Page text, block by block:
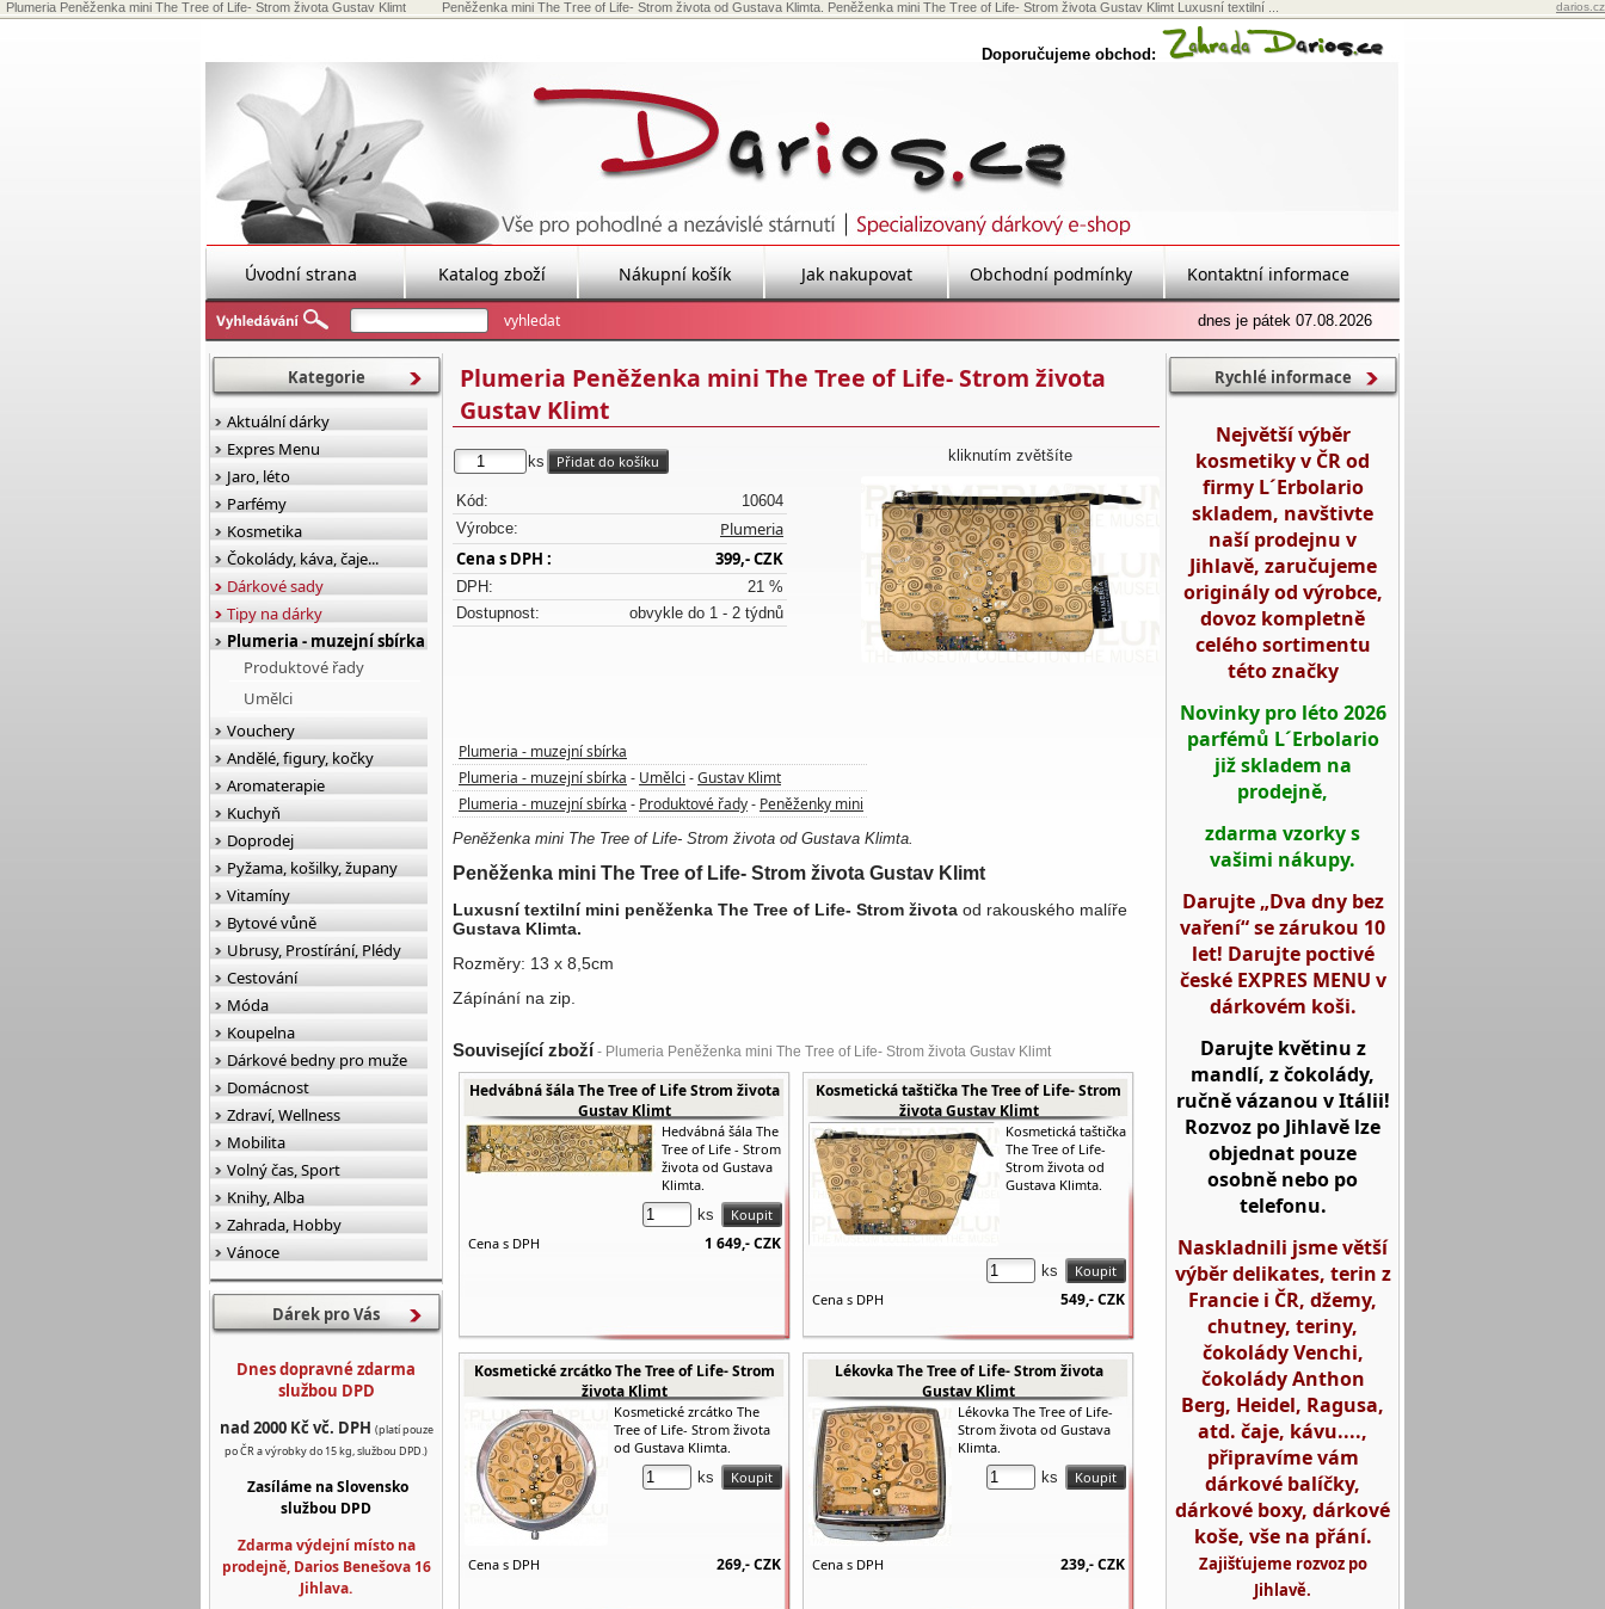
Plumeria Peněženka mini The Tree of Life- Strom života Gustav Klimt Peněženka mini The Tree of Life- Strom života od Gustava Klimta. Peněženka mini The Tree of Life- Strom života Gustav Klimt Luxusní textilní ... darios.cz
Doporučujeme obchod:
Úvodní strana Katalog zboží Nákupní košík Jak nakupovat Obchodní podmínky Kontaktní informace
dnes je pátek 07.08.2026
Plumeria Peněženka mini The Tree of Life- Strom života
Gustav Klimt
kliknutím zvětšíte
ks
Kód:
10604
Výrobce:
Plumeria
Cena s DPH :
399,- CZK
DPH:
21 %
Dostupnost:
obvykle do 1 - 2 týdnů
Plumeria - muzejní sbírka
Plumeria - muzejní sbírka - Umělci - Gustav Klimt
Plumeria - muzejní sbírka - Produktové řady - Peněženky mini
Peněženka mini The Tree of Life- Strom života od Gustava Klimta.
Peněženka mini The Tree of Life- Strom života Gustav Klimt
Luxusní textilní mini peněženka The Tree of Life- Strom života od rakouského malíře
Gustava Klimta.
Rozměry: 13 x 8,5cm
Zápínání na zip.
Související zboží - Plumeria Peněženka mini The Tree of Life- Strom života Gustav Klimt
Hedvábná šála The Tree of Life Strom života
Gustav Klimt
Hedvábná šála The
Tree of Life - Strom
života od Gustava
Klimta.
ks
Cena s DPH
1 649,-CZK
Kosmetická taštička The Tree of Life- Strom
života Gustav Klimt
Kosmetická taštička
The Tree of Life-
Strom života od
Gustava Klimta.
ks
Cena s DPH
549,-CZK
Kosmetické zrcátko The Tree of Life- Strom
života Klimt
Kosmetické zrcátko The
Tree of Life- Strom života
od Gustava Klimta.
ks
Cena s DPH 269,-CZK
Lékovka The Tree of Life- Strom života
Gustav Klimt
Lékovka The Tree of Life-
Strom života od Gustava
Klimta.
ks
Cena s DPH 239,-CZK
Kategorie
Aktuální dárky
Expres Menu
Jaro, léto
Parfémy
Kosmetika
Čokolády, káva, čaje...
Dárkové sady
Tipy na dárky
Plumeria - muzejní sbírka
Produktové řady
Umělci
Vouchery
Andělé, figury, kočky
Aromaterapie
Kuchyň
Doprodej
Pyžama, košilky, župany
Vitamíny
Bytové vůně
Ubrusy, Prostírání, Plédy
Cestování
Móda
Koupelna
Dárkové bedny pro muže
Domácnost
Zdraví, Wellness
Mobilita
Volný čas, Sport
Knihy, Alba
Zahrada, Hobby
Vánoce
Dárek pro Vás
Dnes dopravné zdarma
službou DPD
nad 2000 Kč vč. DPH (platí pouze
po ČR a výrobky do 15 kg, službou DPD.)
Zasíláme na Slovensko
službou DPD
Zdarma výdejní místo na
prodejně, Darios Benešova 16
Jihlava.
Rychlé informace
Největší výběr
kosmetiky v ČR od
firmy L´Erbolario
skladem, navštivte
naší prodejnu v
Jihlavě, zaručujeme
originály od výrobce,
dovoz kompletně
celého sortimentu
této značky
Novinky pro léto 2026
parfémů L´Erbolario
již skladem na
prodejně,
zdarma vzorky s
vašimi nákupy.
Darujte „Dva dny bez
vaření“ se zárukou 10
let! Darujte poctivé
české EXPRES MENU v
dárkovém koši.
Darujte květinu z
mandlí, z čokolády,
ručně vázanou v Itálii!
Rozvoz po Jihlavě lze
objednat pouze
osobně nebo po
telefonu.
Naskladnili jsme větší
výběr delikates, terin z
Francie i ČR, džemy,
chutney, teriny,
čokolády Venchi,
čokolády Anthon
Berg, Heidel, Ragusa,
atd. čaje, kávu....,
připravíme vám
dárkové balíčky,
dárkové boxy, dárkové
koše, vše na přání.
Zajišťujeme rozvoz po
Jihlavě.